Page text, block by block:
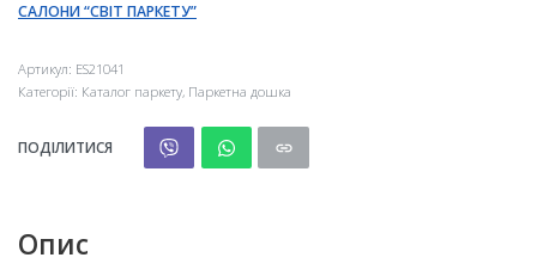
САЛОНИ “СВІТ ПАРКЕТУ”
Артикул: ES21041
Категорії: Каталог паркету, Паркетна дошка
ПОДІЛИТИСЯ
Опис